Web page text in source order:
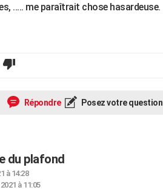
..... me paraîtrait chose hasardeuse.
Répondre Posez votre question
du plafond
à 14:28
à 11:05